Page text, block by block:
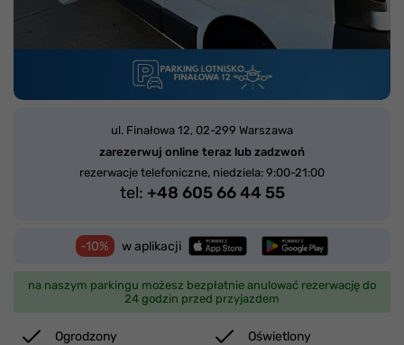
ul. Finałowa 12, 02-299 Warszawa
zarezerwuj online teraz lub zadzwoń
rezerwacje telefoniczne, niedziela: 9:00-21:00
tel: +48 605 66 44 55
-10% w aplikacji
na naszym parkingu możesz bezpłatnie anulować rezerwację do
24 godzin przed przyjazdem
Ogrodzony
Oświetlony